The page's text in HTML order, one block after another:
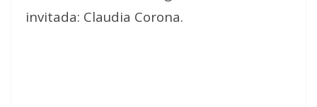
invitada: Claudia Corona.